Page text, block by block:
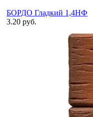
БОРДО Гладкий 1,4НФ
3.20 руб.